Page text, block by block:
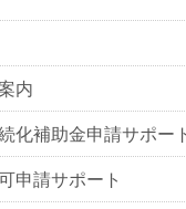
内
化補助金申請サポー
申請サポート